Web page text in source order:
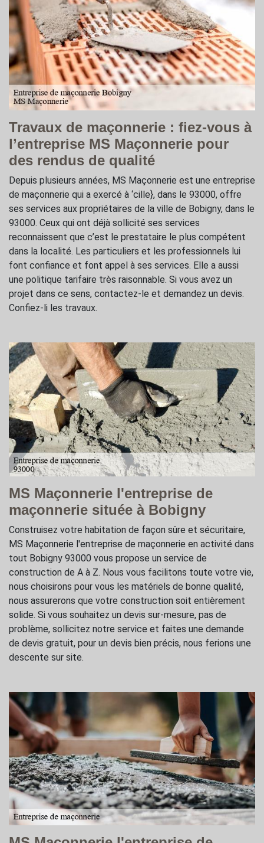
Travaux de maçonnerie : fiez-vous à
l’entreprise MS Maçonnerie pour
des rendus de qualité
Depuis plusieurs années, MS Maçonnerie est une entreprise
de maçonnerie qui a exercé à ‘cille}, dans le 93000, offre
ses services aux propriétaires de la ville de Bobigny, dans le
93000. Ceux qui ont déjà sollicité ses services
reconnaissent que c’est le prestataire le plus compétent
dans la localité. Les particuliers et les professionnels lui
font confiance et font appel à ses services. Elle a aussi
une politique tarifaire très raisonnable. Si vous avez un
projet dans ce sens, contactez-le et demandez un devis.
Confiez-li les travaux.
MS Maçonnerie l'entreprise de
maçonnerie située à Bobigny
Construisez votre habitation de façon sûre et sécuritaire,
MS Maçonnerie l'entreprise de maçonnerie en activité dans
tout Bobigny 93000 vous propose un service de
construction de A à Z. Nous vous facilitons toute votre vie,
nous choisirons pour vous les matériels de bonne qualité,
nous assurerons que votre construction soit entièrement
solide. Si vous souhaitez un devis sur-mesure, pas de
problème, sollicitez notre service et faites une demande
de devis gratuit, pour un devis bien précis, nous ferions une
descente sur site.